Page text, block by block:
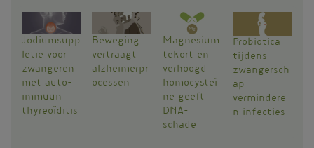
Jodiumsupp
letie voor
zwangeren
met auto-
immuun
thyreoïditis
Beweging
vertraagt
alzheimerpr
ocessen
Magnesium
tekort en
verhoogd
homocysteï
ne geeft
DNA-
schade
Probiotica
tijdens
zwangersch
ap
vermindere
n infecties